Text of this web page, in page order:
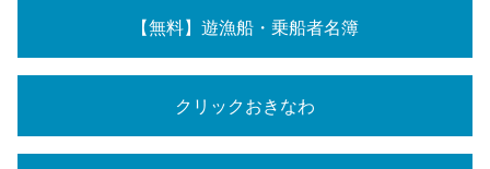
【無料】遊漁船・乗船者名簿
クリックおきなわ